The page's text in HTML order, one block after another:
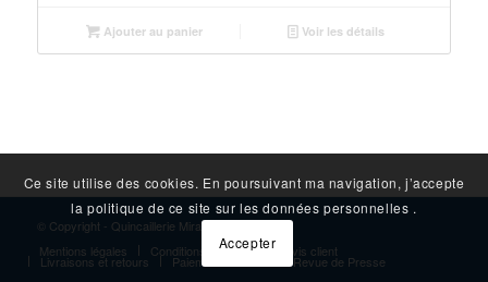
Ajouter au panier Voir les détails
© Copyright - Quincaillerie Mirambeau
Mentions légales
Conditions générales Avis client
Livraisons et retours Paiement sécurisé Revue de Presse
Ce site utilise des cookies. En poursuivant ma navigation, j’accepte
la politique de ce site sur les données personnelles .
Accepter